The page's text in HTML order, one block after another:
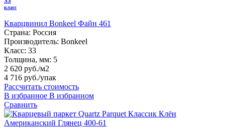
класс
Кварцвинил Bonkeel Файн 461
Страна: Россия
Производитель: Bonkeel
Класс: 33
Толщина, мм: 5
2 620 руб./м2
4 716 руб./упак
Рассчитать стоимость
В избранное В избранном
Сравнить